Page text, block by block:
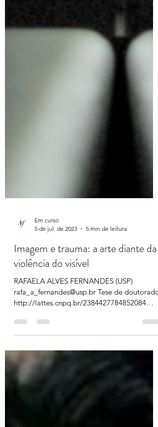
5 de jul. de 2023
5 min de leitura
Imagem e trauma: a arte diante da
violência do visível
RAFAELA ALVES FERNANDES (USP)
http://lattes.cnpq.br/2384427784852084
Orientador: Ricardo...